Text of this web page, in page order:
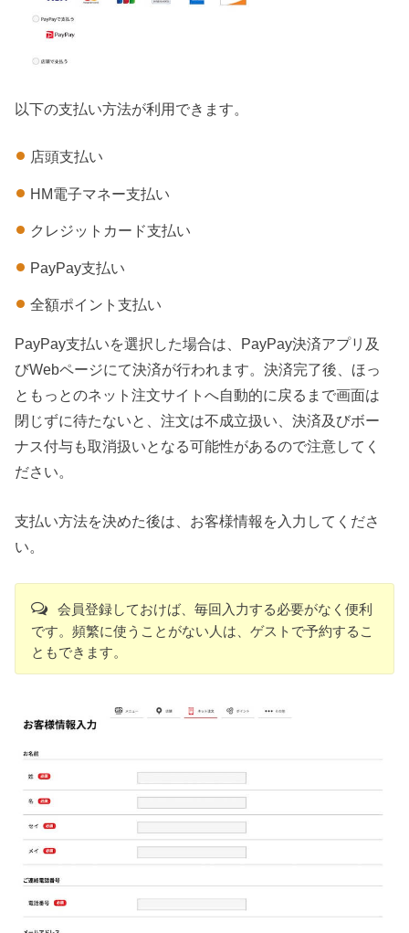
以下の支払い方法が利用できます。
店頭支払い
HM電子マネー支払い
クレジットカード支払い
PayPay支払い
全額ポイント支払い
PayPay支払いを選択した場合は、PayPay決済アプリ及
びWebページにて決済が行われます。決済完了後、ほっ
ともっとのネット注文サイトへ自動的に戻るまで画面は
閉じずに待たないと、注文は不成立扱い、決済及びボー
ナス付与も取消扱いとなる可能性があるので注意してく
ださい。
支払い方法を決めた後は、お客様情報を入力してくださ
い。
会員登録しておけば、毎回入力する必要がなく便利
です。頻繁に使うことがない人は、ゲストで予約するこ
ともできます。